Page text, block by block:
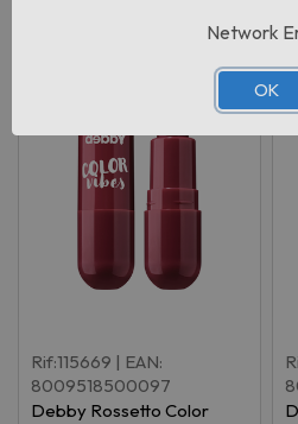
Rif:115669 | EAN:
8009518500097
Debby Rossetto Color
Network
OK